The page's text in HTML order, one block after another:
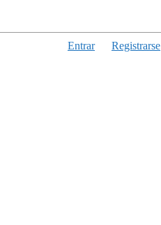
Entrar
Registrarse